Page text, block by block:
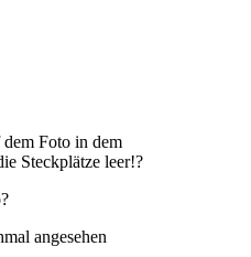
Foto in dem
Steckplätze leer!?
angesehen